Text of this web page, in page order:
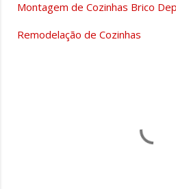
Montagem de Cozinhas Brico
Remodelação de Cozinhas